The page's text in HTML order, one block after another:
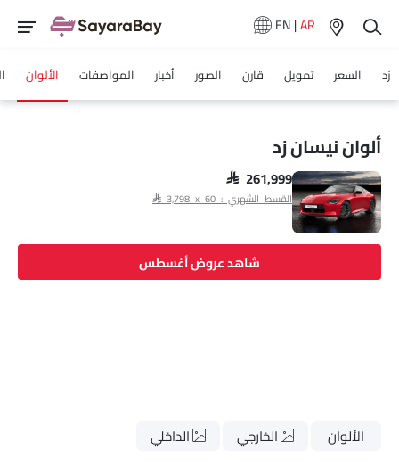
EN|AR
زد السعر تمويل قارن الصور أخبار المواصفات الألوان
ألوان نيسان زد
SAR 261,999
القسط الشهري : SAR 3,798 x 60
شاهد عروض أغسطس
الألوان الخارجي الداخلي